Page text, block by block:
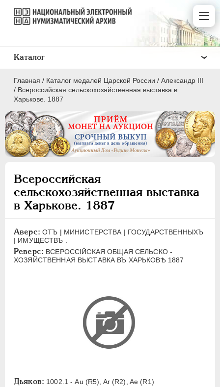
Главная / Каталог медалей Царской России / Александр III
/ Всероссийская сельскохозяйственная выставка в
Харькове. 1887
Всероссийская
сельскохозяйственная выставка
в Харькове. 1887
Аверс: ОТЪ | МИНИСТЕРСТВА | ГОСУДАРСТВЕННЫХЪ
| ИМУЩЕСТВЪ .
Реверс: ВСЕРОССIЙСКАЯ ОБЩАЯ СЕЛЬСКО -
ХОЗЯЙСТВЕННАЯ ВЫСТАВКА ВЪ ХАРЬКОВѢ 1887
Дьяков: 1002.1 - Au (R5), Ar (R2), Ae (R1)
Каталог
ВСЕ
ПEТР I 1699-1725
ПЕТР II 1727-1729
АННА ИОАННОВНА 1730-1740
ИОАНН АНТОНОВИЧ 1740-1741
ПЕТР III 1762-1762
ЕКАТЕРИНА II 1762-1796
1855-1881
1881-1894